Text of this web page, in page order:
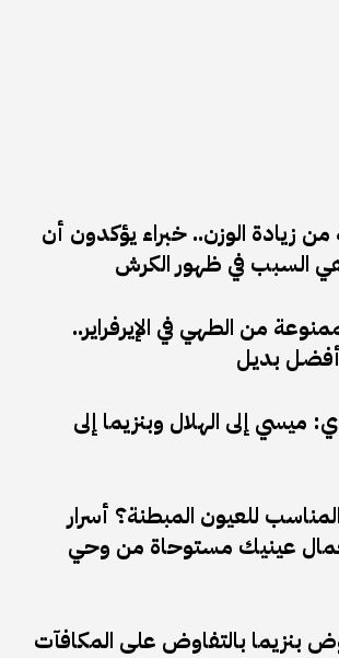
زيادة الوزن.. خبراء يؤكدون أن
السبب في ظهور الكرش
من الطهي في الإيرفراير..
بديل
ميسي إلى الهلال وبنزيما إلى
للعيون المبطنة؟ أسرار
جمال عينيك مستوحاة من وحي
بنزيما بالتفاوض على المكافآت